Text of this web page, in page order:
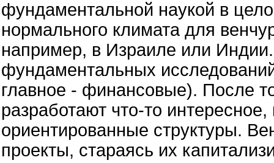
фундаментальной наукой в
нормального климата для
например, в Израиле или
фундаментальных
главное - финансовые). После
разработают что-то
ориентированные структуры.
проекты, стараясь их